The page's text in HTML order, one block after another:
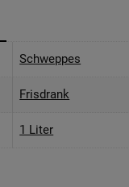
Schweppes
Frisdrank
1 Liter